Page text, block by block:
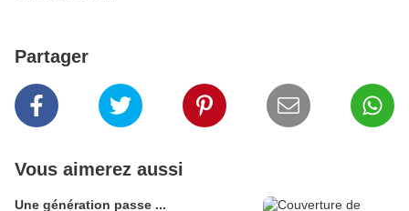
Partager
Vous aimerez aussi
Une génération passe ...